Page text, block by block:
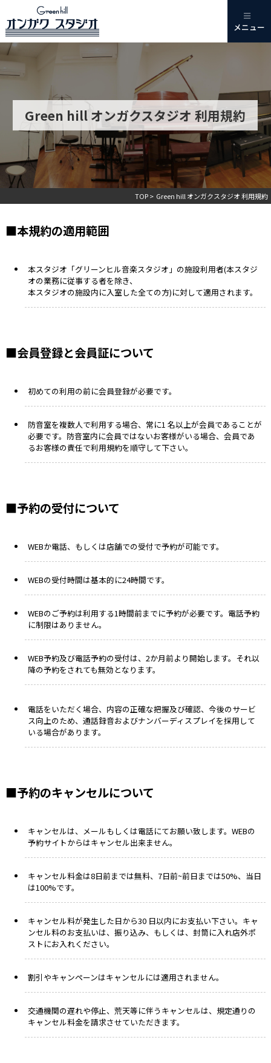
メニュー
料金
練習室の特徴
レッスン
アクセス
NEWS & TOPICS
利用規約
お問合せ
Green hill オンガクスタジオ 利用規約
TOP> Green hill オンガクスタジオ 利用規約
■本規約の適用範囲
本スタジオ「グリーンヒル音楽スタジオ」の施設利用者(本スタジ
オの業務に従事する者を除き、
本スタジオの施設内に入室した全ての方)に対して適用されます。
■会員登録と会員証について
初めての利用の前に会員登録が必要です。
防音室を複数人で利用する場合、常に1 名以上が会員であることが
必要です。防音室内に会員ではないお客様がいる場合、会員であ
るお客様の責任で利用規約を順守して下さい。
■予約の受付について
WEBか電話、もしくは店舗での受付で予約が可能です。
WEBの受付時間は基本的に24時間です。
WEBのご予約は利用する1時間前までに予約が必要です。電話予約
に制限はありません。
WEB予約及び電話予約の受付は、2か月前より開始します。それ以
降の予約をされても無効となります。
電話をいただく場合、内容の正確な把握及び確認、今後のサービ
ス向上のため、通話録音およびナンバーディスプレイを採用して
いる場合があります。
■予約のキャンセルについて
キャンセルは、メールもしくは電話にてお願い致します。WEBの
予約サイトからはキャンセル出来ません。
キャンセル料金は8日前までは無料、7日前~前日までは50%、当日
は100%です。
キャンセル料が発生した日から30 日以内にお支払い下さい。キャ
ンセル料のお支払いは、振り込み、もしくは、封筒に入れ店外ポ
ストにお入れください。
割引やキャンペーンはキャンセルには適用されません。
交通機関の遅れや停止、荒天等に伴うキャンセルは、規定通りの
キャンセル料金を請求させていただきます。